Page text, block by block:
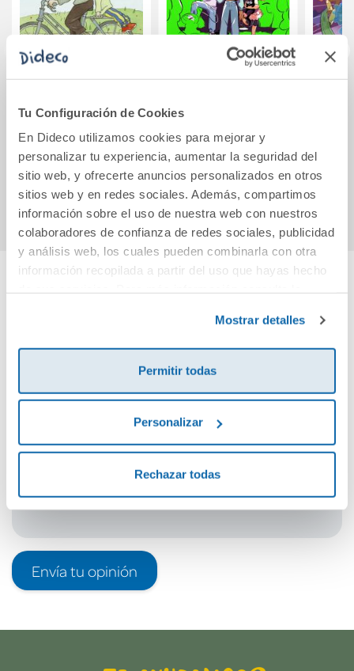
Tu Configuración de Cookies
En Dideco utilizamos cookies para mejorar y
personalizar tu experiencia, aumentar la seguridad del
sitio web, y ofrecerte anuncios personalizados en otros
sitios web y en redes sociales. Además, compartimos
información sobre el uso de nuestra web con nuestros
colaboradores de confianza de redes sociales, publicidad
y análisis web, los cuales pueden combinarla con otra
información recopilada a partir del uso que hayas hecho
Mostrar detalles
Permitir todas
Personalizar
Rechazar todas
el año
10,95€
Comprar
Colmillos en el
gimnasio
12,95€
Comprar
Cuéntanos tu opinión
¡Sé el primero en valorar este producto!
Debes iniciar sesión para poder valorarlo
Envía tu opinión